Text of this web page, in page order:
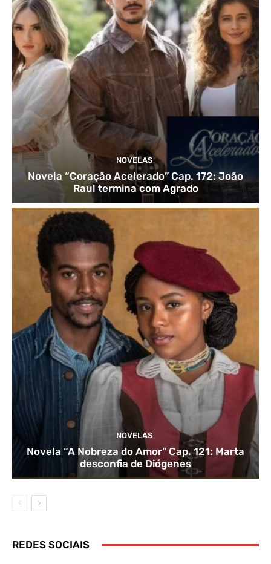
NOVELAS
Novela “Coração Acelerado” Cap. 172: João
Raul termina com Agrado
NOVELAS
Novela “A Nobreza do Amor” Cap. 121: Marta
desconfia de Diógenes
REDES SOCIAIS